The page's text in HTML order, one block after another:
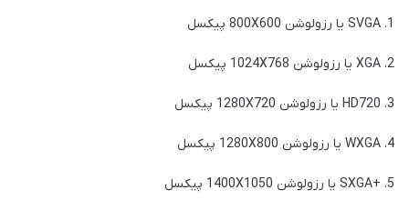
1. SVGA یا رزولوشن 800X600 پیکسل
2. XGA یا رزولوشن 1024X768 پیکسل
3. HD720 یا رزولوشن 1280X720 پیکسل
4. WXGA یا رزولوشن 1280X800 پیکسل
5. +SXGA یا رزولوشن 1400X1050 پیکسل